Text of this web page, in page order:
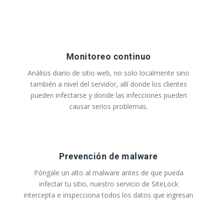
Monitoreo continuo
Análisis diario de sitio web, no solo localmente sino
también a nivel del servidor, allí donde los clientes
pueden infectarse y donde las infecciones pueden
causar serios problemas.
Prevención de malware
Póngale un alto al malware antes de que pueda
infectar tu sitio, nuestro servicio de SiteLock
intercepta e inspecciona todos los datos que ingresan